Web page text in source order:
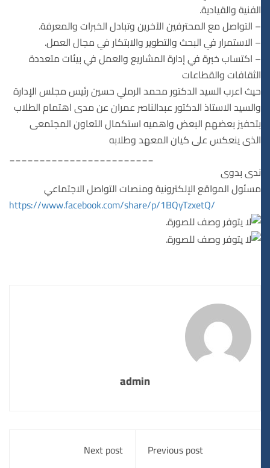
الفنية والقيادية.
– التواصل مع المحترفين الآخرين وتبادل الخبرات والمعرفة.
– الاستمرار في البحث والتطوير والابتكار في مجال العمل.
– اكتساب خبرة في إدارة المشاريع والعمل في بيئات متعددة
الثقافات والقطاعات
حيث اعرب السيد الدكتور محمد الرملي حسين رئيس مجلس الإدارة
والسيد الاستاذ الدكتور عبدالناصر عمران عن مدى اهتمام الطلاب
بتحفيز بعضهم البعض واهميه استكمال التعاون المجتمعى
الذى ينعكس على كيان المعهد وطلابه
________________________
ندى بدوى
مسئول المواقع الإلكترونية ومنصات التواصل الاجتماعي
https://www.facebook.com/share/p/1BQyTzxetQ/
admin
Previous post
Next post